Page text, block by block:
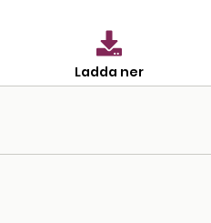
Ladda ner